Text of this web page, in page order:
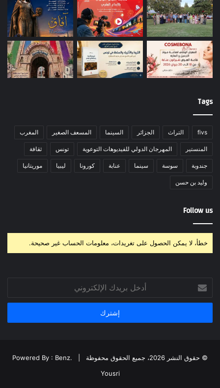
Tags
fivs التراث الجزائر السينما المسعف الصغير المغرب
المنستير المهرجان الدولي للفيديوهات التوعوية تونس ثقافة
جندوبة سوسة سينما عنابة كورونا ليبيا موريتانيا
وليد بن حسن
Follow us
خطأ، لا يمكن الحصول على تغريدات، معلومات الحساب غير صحيحة.
بريدك
الإلكتروني
© حقوق النشر 2026، جميع الحقوق محفوظة |
Powered By : Benz.
Yousri